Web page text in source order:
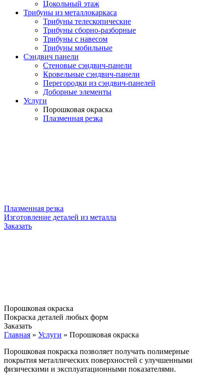
Цокольный этаж
Трибуны из металлокаркаса
Трибуны телескопические
Трибуны сборно-разборные
Трибуны с навесом
Трибуны мобильные
Сэндвич панели
Стеновые сэндвич-панели
Кровельные сэндвич-панели
Перегородки из сэндвич-панелей
Доборные элементы
Услуги
Порошковая окраска
Плазменная резка
Плазменная резка
Изготовление деталей из металла
Заказать
Порошковая окраска
Покраска деталей любых форм
Заказать
Главная » Услуги » Порошковая окраска
Порошковая покраска позволяет получать полимерные
покрытия металлических поверхностей с улучшенными
физическими и эксплуатационными показателями.